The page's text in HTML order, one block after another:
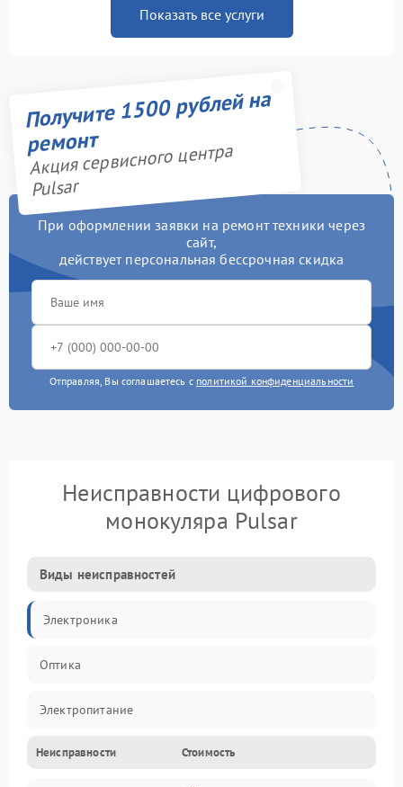
Показать все услуги
Получите 1500 рублей на
ремонт
Акция сервисного центра
Pulsar
При оформлении заявки на ремонт техники через
сайт,
действует персональная бессрочная скидка
Отправляя, Вы соглашаетесь с политикой конфиденциальности
Неисправности цифрового
монокуляра Pulsar
Виды неисправностей
Электроника
Оптика
Электропитание
Видео
Неисправности Стоимость